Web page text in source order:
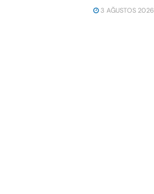
3 AĞUSTOS 2026